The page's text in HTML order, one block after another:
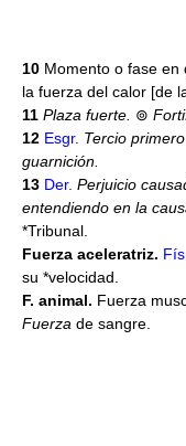
10 Momento o fase en
la fuerza del calor [de
11 Plaza fuerte. ⊚
12 Esgr. Tercio
guarnición.
13 Der. Perjuicio
entendiendo en la
*Tribunal.
Fuerza aceleratriz. Fís.
su *velocidad.
F. animal. Fuerza
Fuerza de sangre.